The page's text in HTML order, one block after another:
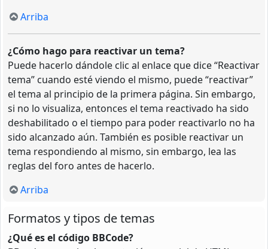
Arriba
¿Cómo hago para reactivar un tema?
Puede hacerlo dándole clic al enlace que dice “Reactivar
tema” cuando esté viendo el mismo, puede “reactivar”
el tema al principio de la primera página. Sin embargo,
si no lo visualiza, entonces el tema reactivado ha sido
deshabilitado o el tiempo para poder reactivarlo no ha
sido alcanzado aún. También es posible reactivar un
tema respondiendo al mismo, sin embargo, lea las
reglas del foro antes de hacerlo.
Arriba
Formatos y tipos de temas
¿Qué es el código BBCode?